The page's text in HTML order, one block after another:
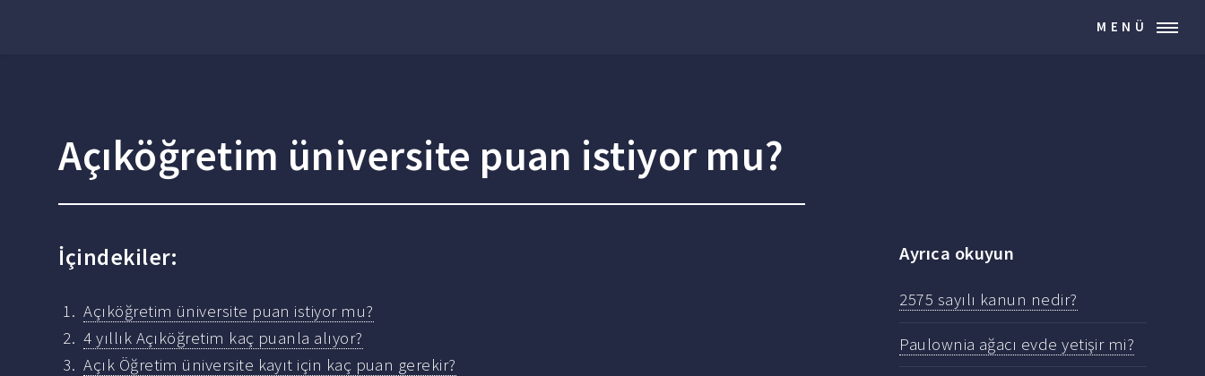
MENÜ
Açıköğretim üniversite puan istiyor mu?
İçindekiler:
Açıköğretim üniversite puan istiyor mu?
4 yıllık Açıköğretim kaç puanla alıyor?
Açık Öğretim üniversite kayıt için kaç puan gerekir?
Ayrıca okuyun
2575 sayılı kanun nedir?
Paulownia ağacı evde yetişir mi?